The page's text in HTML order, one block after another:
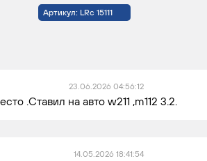
Купе
Привод
на
Купе
Привод
на
Артикул: LRc 15111
23.06.2026 04:56:12
.Ставил на авто w211 ,m112 3.2.
14.05.2026 18:41:54